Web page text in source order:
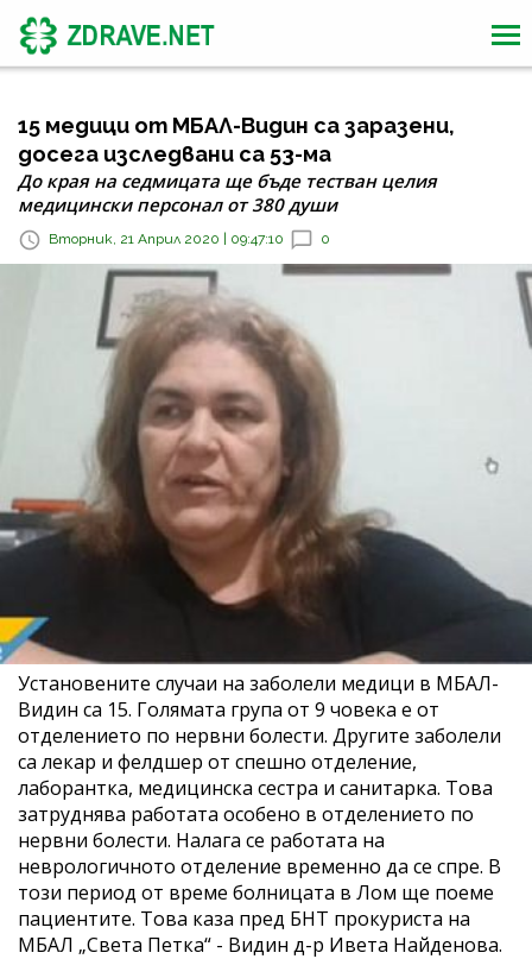
15 медици от МБАЛ-Видин са заразени,
досега изследвани са 53-ма
До края на седмицата ще бъде тестван целия
медицински персонал от 380 души
Вторник, 21 Април 2020 | 09:47:10 0
Установените случаи на заболели медици в МБАЛ-
Видин са 15. Голямата група от 9 човека е от
отделението по нервни болести. Другите заболели
са лекар и фелдшер от спешно отделение,
лаборантка, медицинска сестра и санитарка. Това
затруднява работата особено в отделението по
нервни болести. Налага се работата на
неврологичното отделение временно да се спре. В
този период от време болницата в Лом ще поеме
пациентите. Това каза пред БНТ прокуриста на
МБАЛ „Света Петка“ - Видин д-р Ивета Найденова.